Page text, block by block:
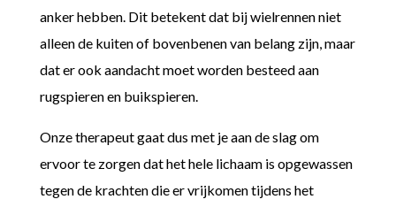
anker hebben. Dit betekent dat bij wielrennen niet
alleen de kuiten of bovenbenen van belang zijn, maar
dat er ook aandacht moet worden besteed aan
rugspieren en buikspieren.
Onze therapeut gaat dus met je aan de slag om
ervoor te zorgen dat het hele lichaam is opgewassen
tegen de krachten die er vrijkomen tijdens het